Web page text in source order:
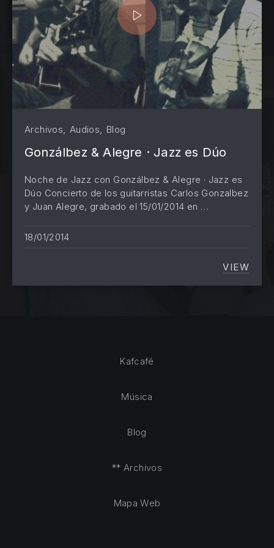
Archivos, Audios, Blog
Gonzálbez & Alegre · Jazz es Dúo
Noche de Jazz con Gonzálbez & Alegre · Jazz es
Dúo Concierto de los guitarristas Carlos Gonzalbez
y Juan Alegre, grabado el 15/01/2014 en …
18/01/2014
VIEW
Kafcafé
Música
Blog
** Archivos
Mapa Web